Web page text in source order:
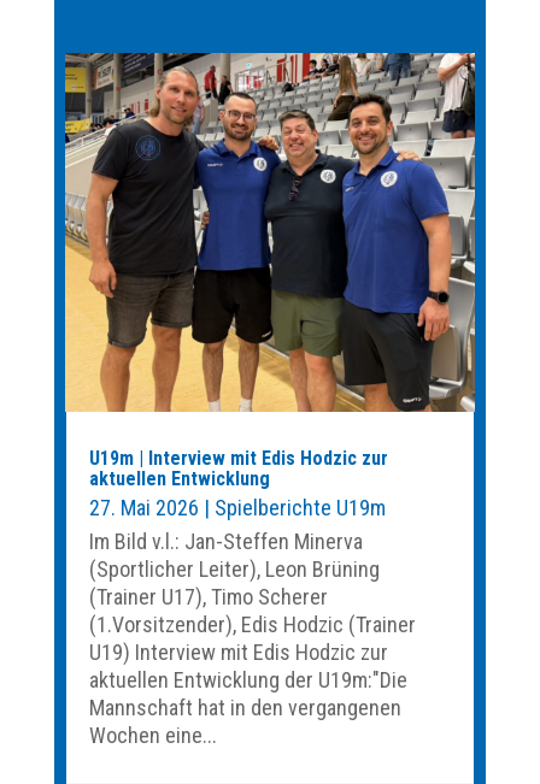
U19m | Interview mit Edis Hodzic zur
aktuellen Entwicklung
27. Mai 2026 | Spielberichte U19m
Im Bild v.l.: Jan-Steffen Minerva
(Sportlicher Leiter), Leon Brüning
(Trainer U17), Timo Scherer
(1.Vorsitzender), Edis Hodzic (Trainer
U19) Interview mit Edis Hodzic zur
aktuellen Entwicklung der U19m:"Die
Mannschaft hat in den vergangenen
Wochen eine...